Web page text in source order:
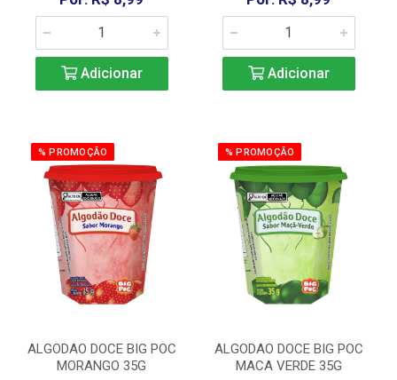
Adicionar Adicionar
% PROMOÇÃO
ALGODAO DOCE BIG POC
MORANGO 35G
% PROMOÇÃO
ALGODAO DOCE BIG POC
MACA VERDE 35G